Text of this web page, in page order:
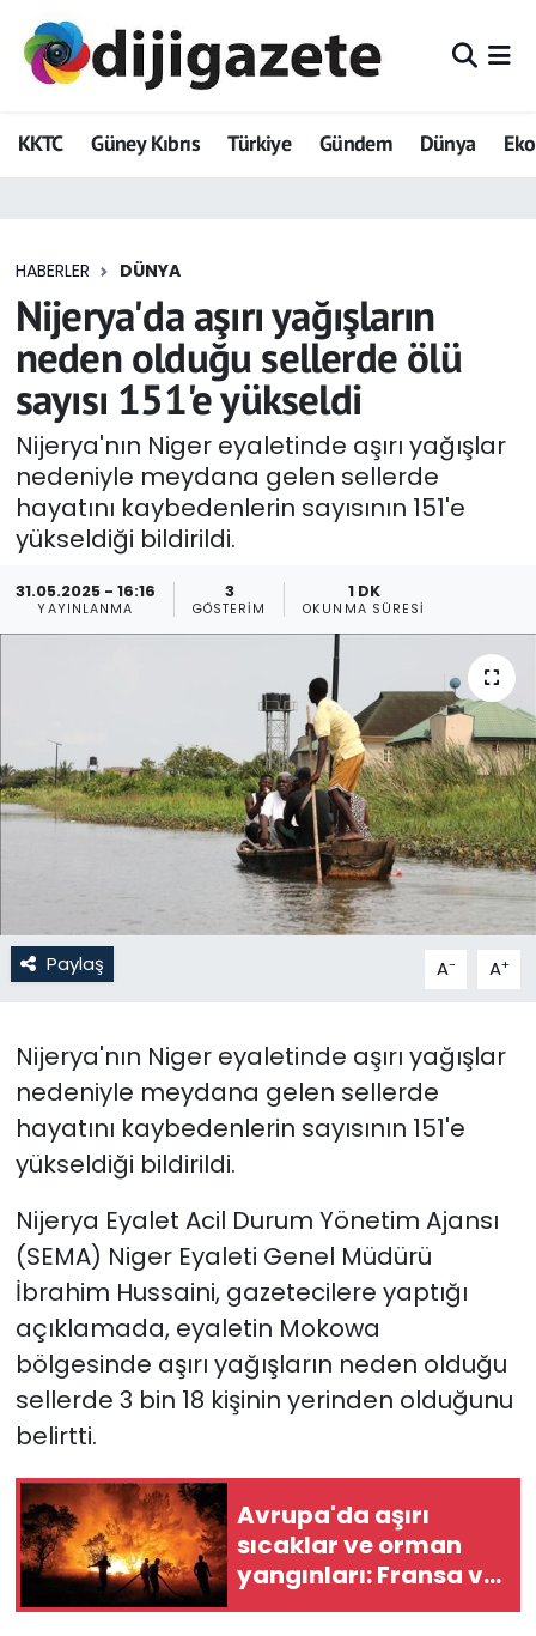
KKTC Güney Kıbrıs Türkiye Gündem Dünya
HABERLER DÜNYA
Nijerya'da aşırı yağışların
neden olduğu sellerde ölü
sayısı 151'e yükseldi
Nijerya'nın Niger eyaletinde aşırı yağışlar
nedeniyle meydana gelen sellerde
hayatını kaybedenlerin sayısının 151'e
yükseldiği bildirildi.
31.05.2025 - 16:16
YAYINLANMA
3
GÖSTERIM
1 DK
OKUNMA SÜRESI
Paylaş A- A+
Nijerya'nın Niger eyaletinde aşırı yağışlar
nedeniyle meydana gelen sellerde
hayatını kaybedenlerin sayısının 151'e
yükseldiği bildirildi.
Nijerya Eyalet Acil Durum Yönetim Ajansı
(SEMA) Niger Eyaleti Genel Müdürü
İbrahim Hussaini, gazetecilere yaptığı
açıklamada, eyaletin Mokowa
bölgesinde aşırı yağışların neden olduğu
sellerde 3 bin 18 kişinin yerinden olduğunu
belirtti.
Avrupa'da aşırı
sıcaklar ve orman
yangınları: Fransa ve
İspanya'da on
ADVERTORIAL
Dijigazete
Eğitim
Ekonomi
Foto Galeri
GEZİ
Güncel
Gündem
KKTC
KKTC YEREL SEÇİM 2018
Kültür Sanat
Magazin
Nöbetçi Eczaneler
Politika
SAĞLIK
Teknoloji
TÜRKiYE
Video Galeri
YAŞAM
Yazarlar
Hava Durumu
Trafik Durumu
Tüm Manşetler
Son Dakika Haberleri
Haber Arşivi